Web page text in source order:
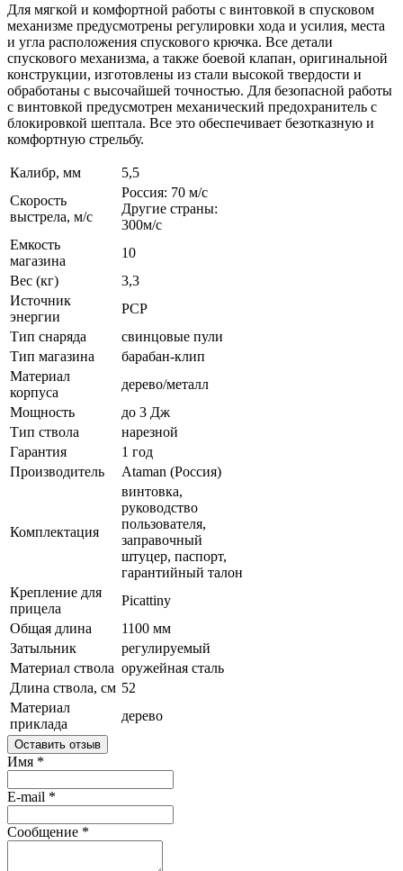
Для мягкой и комфортной работы с винтовкой в спусковом
механизме предусмотрены регулировки хода и усилия, места
и угла расположения спускового крючка. Все детали
спускового механизма, а также боевой клапан, оригинальной
конструкции, изготовлены из стали высокой твердости и
обработаны с высочайшей точностью. Для безопасной работы
с винтовкой предусмотрен механический предохранитель с
блокировкой шептала. Все это обеспечивает безотказную и
комфортную стрельбу.
Калибр, мм
5,5
Скорость
выстрела, м/с
Россия: 70 м/с
Другие страны:
300м/с
Емкость
магазина
10
Вес (кг)
3,3
Источник
энергии
РСР
Тип снаряда
свинцовые пули
Тип магазина
барабан-клип
Материал
корпуса
дерево/металл
Мощность
до 3 Дж
Тип ствола
нарезной
Гарантия
1 год
Производитель
Ataman (Россия)
Комплектация
винтовка,
руководство
пользователя,
заправочный
штуцер, паспорт,
гарантийный талон
Крепление для
прицела
Picattiny
Общая длина
1100 мм
Затыльник
регулируемый
Материал ствола оружейная сталь
Длина ствола, см 52
Материал
приклада
дерево
Оставить отзыв
Имя *
E-mail *
Сообщение *